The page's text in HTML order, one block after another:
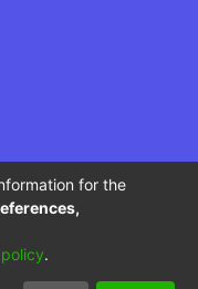
de Educación
y vigilancia
Nacional.
for the
.